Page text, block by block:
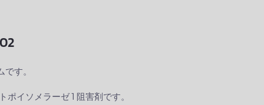
す。
イソメラーゼ 1 阻害剤です。